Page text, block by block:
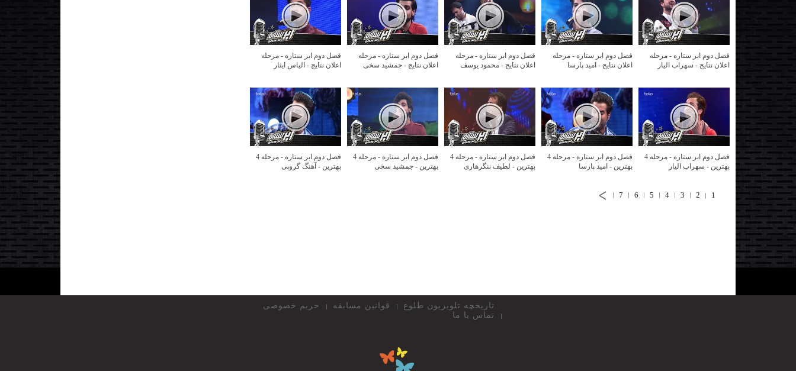
فصل دوم ابر ستاره - مرحله
اعلان نتایج - سهراب الیار
فصل دوم ابر ستاره - مرحله
اعلان نتایج - امید پارسا
فصل دوم ابر ستاره - مرحله
اعلان نتایج - محمود یوسف
فصل دوم ابر ستاره - مرحله
اعلان نتایج - جمشید سخی
فصل دوم ابر ستاره - مرحله
اعلان نتایج - الیاس ایثار
فصل دوم ابر ستاره - مرحله 4
بهترین - سهراب الیار
فصل دوم ابر ستاره - مرحله 4
بهترین - امید پارسا
فصل دوم ابر ستاره - مرحله 4
بهترین - لطیف ننگرهاری
فصل دوم ابر ستاره - مرحله 4
بهترین - جمشید سخی
فصل دوم ابر ستاره - مرحله 4
بهترین - آهنگ گروپی
1
2
3
4
5
6
7
تاریخچه تلویزیون طلوع قوانین مسابقه
حریم خصوصی
تماس با ما